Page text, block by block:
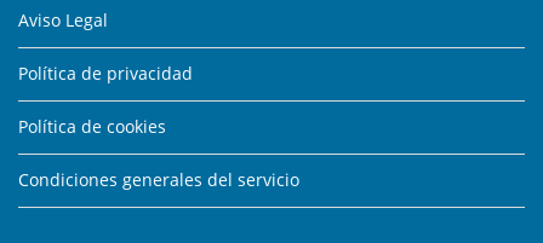
Aviso Legal
Política de privacidad
Política de cookies
Condiciones generales del servicio